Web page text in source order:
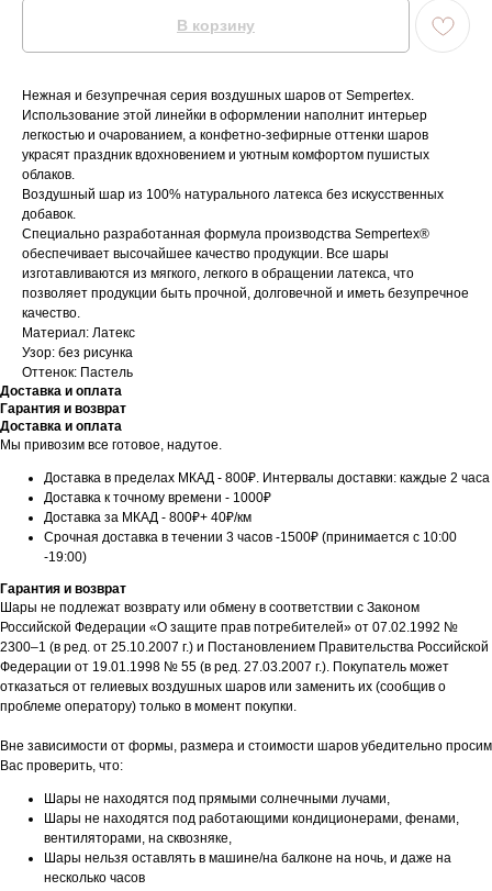
В корзину
Нежная и безупречная серия воздушных шаров от Sempertex.
Использование этой линейки в оформлении наполнит интерьер
легкостью и очарованием, а конфетно-зефирные оттенки шаров
украсят праздник вдохновением и уютным комфортом пушистых
облаков.
Воздушный шар из 100% натурального латекса без искусственных
добавок.
Специально разработанная формула производства Sempertex®
обеспечивает высочайшее качество продукции. Все шары
изготавливаются из мягкого, легкого в обращении латекса, что
позволяет продукции быть прочной, долговечной и иметь безупречное
качество.
Материал: Латекс
Узор: без рисунка
Оттенок: Пастель
Доставка и оплата
Гарантия и возврат
Доставка и оплата
Мы привозим все готовое, надутое.
Доставка в пределах МКАД - 800₽. Интервалы доставки: каждые 2 часа
Доставка к точному времени - 1000₽
Доставка за МКАД - 800₽+ 40₽/км
Срочная доставка в течении 3 часов -1500₽ (принимается с 10:00
-19:00)
Гарантия и возврат
Шары не подлежат возврату или обмену в соответствии с Законом
Российской Федерации «О защите прав потребителей» от 07.02.1992 №
2300–1 (в ред. от 25.10.2007 г.) и Постановлением Правительства Российской
Федерации от 19.01.1998 № 55 (в ред. 27.03.2007 г.). Покупатель может
отказаться от гелиевых воздушных шаров или заменить их (сообщив о
проблеме оператору) только в момент покупки.
Вне зависимости от формы, размера и стоимости шаров убедительно просим
Вас проверить, что:
Шары не находятся под прямыми солнечными лучами,
Шары не находятся под работающими кондиционерами, фенами,
вентиляторами, на сквозняке,
Шары нельзя оставлять в машине/на балконе на ночь, и даже на
несколько часов